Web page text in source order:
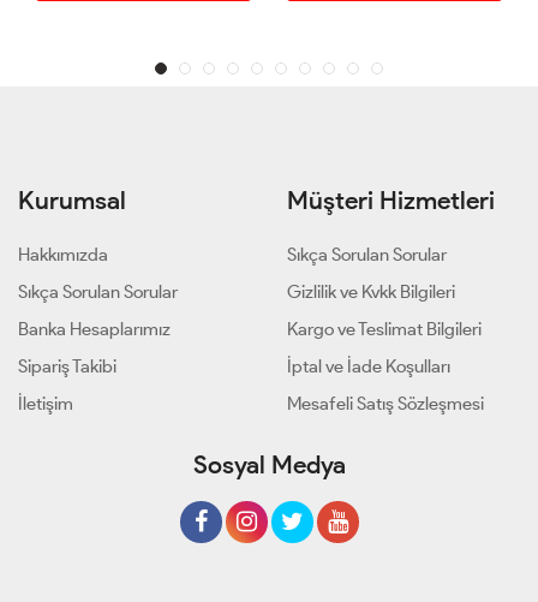
Kurumsal
Hakkımızda
Sıkça Sorulan Sorular
Banka Hesaplarımız
Sipariş Takibi
İletişim
Müşteri Hizmetleri
Sıkça Sorulan Sorular
Gizlilik ve Kvkk Bilgileri
Kargo ve Teslimat Bilgileri
İptal ve İade Koşulları
Mesafeli Satış Sözleşmesi
Sosyal Medya